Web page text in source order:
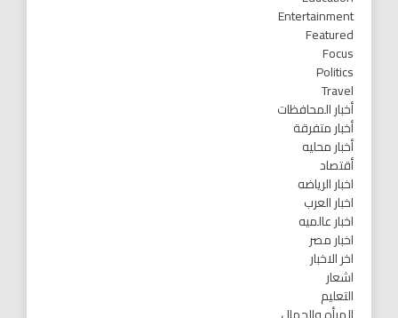
Entertainment
Featured
Focus
Politics
Travel
أخبار المحافظات
أخبار متفرقة
أخبار محليه
أقتصاد
اخبار الرياضه
اخبار العرب
اخبار عالميه
اخبار مصر
اخر الاخبار
اشعار
التعليم